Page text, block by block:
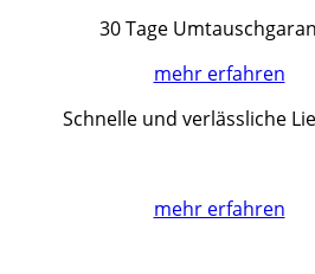
30 Tage
mehr erfahren
Schnelle und verlässliche
mehr erfahren